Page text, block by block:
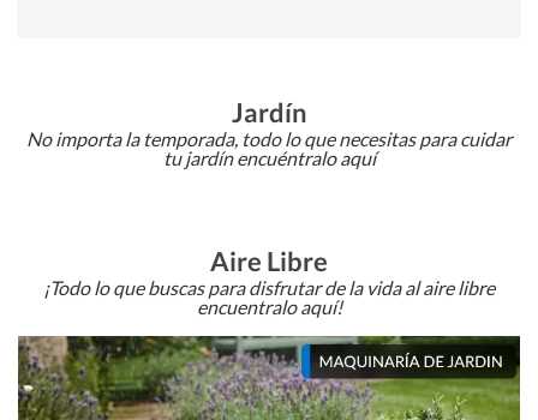
Jardín
No importa la temporada, todo lo que necesitas para cuidar
tu jardín encuéntralo aquí
Aire Libre
¡Todo lo que buscas para disfrutar de la vida al aire libre
encuentralo aquí!